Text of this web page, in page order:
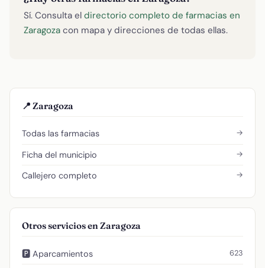
Sí. Consulta el directorio completo de farmacias en
Zaragoza con mapa y direcciones de todas ellas.
📍 Zaragoza
Todas las farmacias →
Ficha del municipio →
Callejero completo →
Otros servicios en Zaragoza
🅿️ Aparcamientos 623